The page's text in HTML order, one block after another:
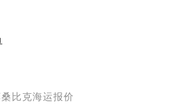
比克海运报价